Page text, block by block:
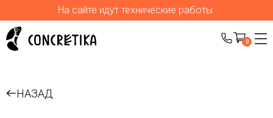
На сайте идут технические работы.
0
НАЗАД